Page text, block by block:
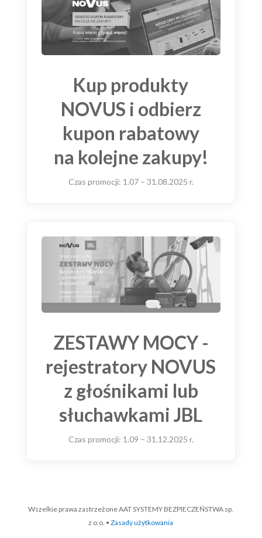
Kup produkty
NOVUS i odbierz
kupon rabatowy
na kolejne zakupy!
Czas promocji: 1.07 – 31.08.2025 r.
ZESTAWY MOCY -
rejestratory NOVUS
z głośnikami lub
słuchawkami JBL
Czas promocji: 1.09 – 31.12.2025 r.
Wszelkie prawa zastrzeżone AAT SYSTEMY BEZPIECZEŃSTWA sp.
z o.o. •Zasady użytkowania